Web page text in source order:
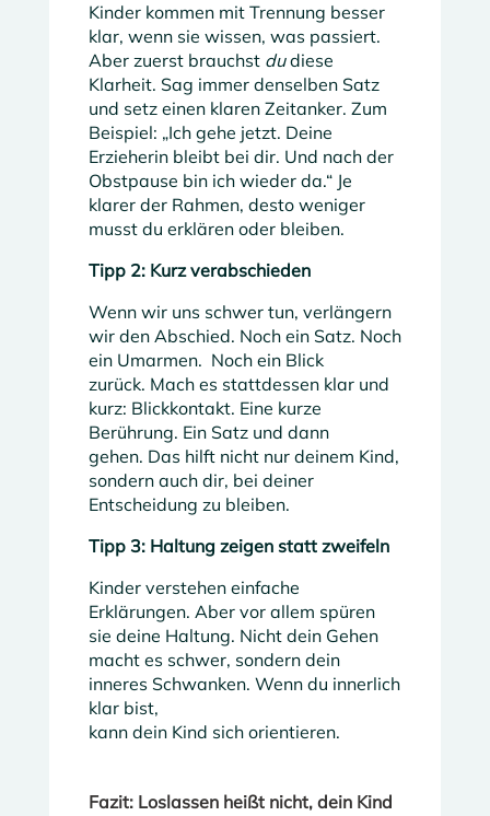
Kinder kommen mit Trennung besser
klar, wenn sie wissen, was passiert.
Aber zuerst brauchst dudiese
Klarheit. Sag immer denselben Satz
und setz einen klaren Zeitanker. Zum
Beispiel: „Ich gehe jetzt. Deine
Erzieherin bleibt bei dir. Und nach der
Obstpause bin ich wieder da.“ Je
klarer der Rahmen, desto weniger
musst du erklären oder bleiben.
Tipp 2: Kurz verabschieden
Wenn wir uns schwer tun, verlängern
wir den Abschied. Noch ein Satz. Noch
ein Umarmen. Noch ein Blick
zurück. Mach es stattdessen klar und
kurz: Blickkontakt. Eine kurze
Berührung. Ein Satz und dann
gehen. Das hilft nicht nur deinem Kind,
sondern auch dir, bei deiner
Entscheidung zu bleiben.
Tipp 3: Haltung zeigen statt zweifeln
Kinder verstehen einfache
Erklärungen. Aber vor allem spüren
sie deine Haltung. Nicht dein Gehen
macht es schwer, sondern dein
inneres Schwanken. Wenn du innerlich
klar bist,
kann dein Kind sich orientieren.
Fazit: Loslassen heißt nicht, dein Kind